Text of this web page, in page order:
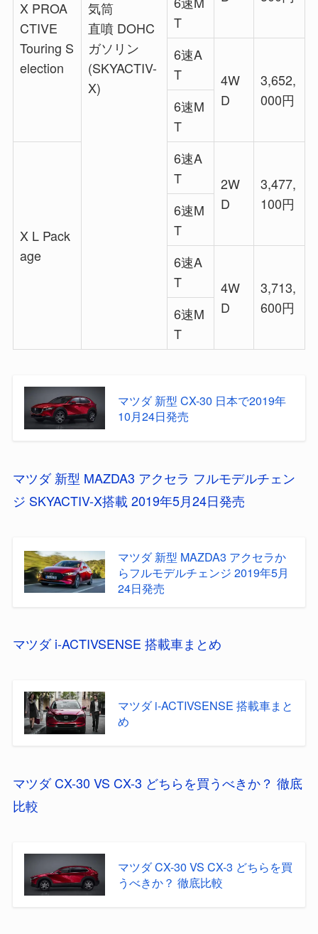
気筒
直噴 DOHC
ガソリン
(SKYACTIV-
X)
X PROA
CTIVE
Touring S
election
T
6速A
T
4W
D
3,652,
000円
6速M
T
X L Pack
age
6速A
T
2W
D
3,477,
100円
6速M
T
6速A
T
4W
D
3,713,
600円
6速M
T
マツダ 新型 CX-30 日本で2019年
10月24日発売
マツダ 新型 MAZDA3 アクセラ フルモデルチェン
ジ SKYACTIV-X搭載 2019年5月24日発売
マツダ 新型 MAZDA3 アクセラか
らフルモデルチェンジ 2019年5月
24日発売
マツダ i-ACTIVSENSE 搭載車まとめ
マツダ i-ACTIVSENSE 搭載車まと
め
マツダ CX-30 VS CX-3 どちらを買うべきか？ 徹底
比較
マツダ CX-30 VS CX-3 どちらを買
うべきか？ 徹底比較